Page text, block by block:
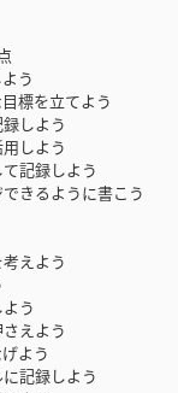
う
標を立てよう
しよう
しよう
記録しよう
きるように書こう
えよう
う
えよう
よう
記録しよう